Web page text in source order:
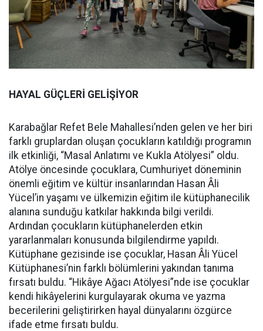
HAYAL GÜÇLERİ GELİŞİYOR
Karabağlar Refet Bele Mahallesi’nden gelen ve her biri
farklı gruplardan oluşan çocukların katıldığı programın
ilk etkinliği, “Masal Anlatımı ve Kukla Atölyesi” oldu.
Atölye öncesinde çocuklara, Cumhuriyet döneminin
önemli eğitim ve kültür insanlarından Hasan Âli
Yücel’in yaşamı ve ülkemizin eğitim ile kütüphanecilik
alanına sunduğu katkılar hakkında bilgi verildi.
Ardından çocukların kütüphanelerden etkin
yararlanmaları konusunda bilgilendirme yapıldı.
Kütüphane gezisinde ise çocuklar, Hasan Âli Yücel
Kütüphanesi’nin farklı bölümlerini yakından tanıma
fırsatı buldu. “Hikâye Ağacı Atölyesi”nde ise çocuklar
kendi hikâyelerini kurgulayarak okuma ve yazma
becerilerini geliştirirken hayal dünyalarını özgürce
ifade etme fırsatı buldu.